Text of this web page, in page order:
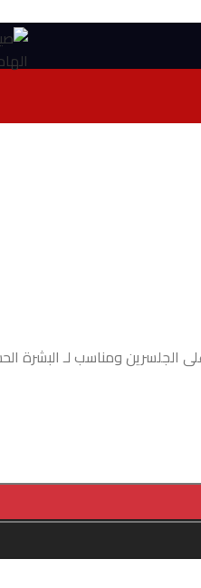
ومناسب لـ البشرة